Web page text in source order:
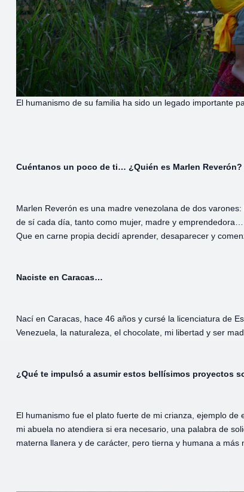
El humanismo de su familia ha sido un legado importante
Cuéntanos un poco de ti… ¿Quién es Marlen Reverón?
Marlen Reverón es una madre venezolana de dos
de sí cada día, tanto como mujer, madre y
Que en carne propia decidí aprender, desaparecer y
Naciste en Caracas…
Nací en Caracas, hace 46 años y cursé la licenciatura de
Venezuela, la naturaleza, el chocolate, mi libertad y ser
¿Qué te impulsó a asumir estos bellísimos proyectos
El humanismo fue el plato fuerte de mi crianza, ejemplo
mi abuela no atendiera si era necesario, una palabra de
materna llanera y de carácter, pero tierna y humana a más